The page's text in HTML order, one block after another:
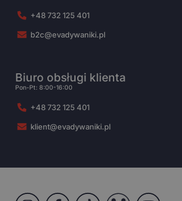
+48 732 125 401
b2c@evadywaniki.pl
Biuro obsługi klienta
Pon-Pt: 8:00-16:00
+48 732 125 401
klient@evadywaniki.pl